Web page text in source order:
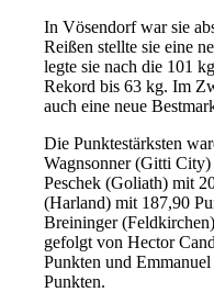
In Vösendorf war sie
Reißen stellte sie eine
legte sie nach die 101
Rekord bis 63 kg. Im
auch eine neue
Die Punktestärksten
Wagnsonner (Gitti
Peschek (Goliath) mit
(Harland) mit 187,90
Breininger
gefolgt von Hector
Punkten und
Punkten.